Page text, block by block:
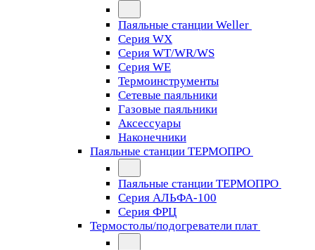
Паяльные станции Weller
Серия WX
Серия WT/WR/WS
Серия WE
Термоинструменты
Сетевые паяльники
Газовые паяльники
Аксессуары
Наконечники
Паяльные станции ТЕРМОПРО
Паяльные станции ТЕРМОПРО
Серия АЛЬФА-100
Серия ФРЦ
Термостолы/подогреватели плат